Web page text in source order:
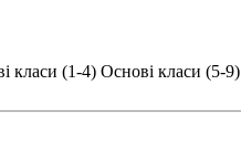
класи (1-4) Основі класи (5-9)